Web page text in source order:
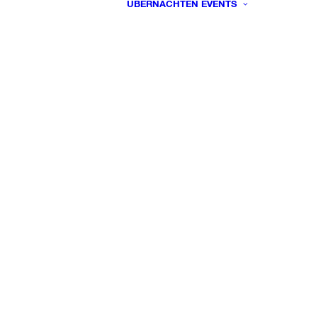
ÜBERNACHTEN EVENTS